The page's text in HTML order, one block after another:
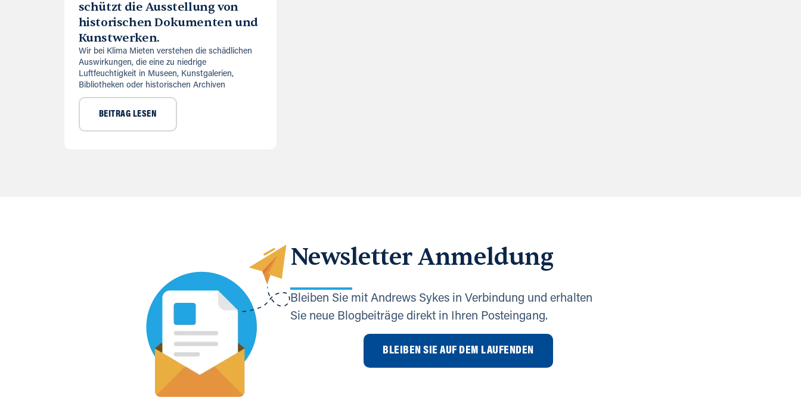
schützt die Ausstellung von
historischen Dokumenten und
Kunstwerken.
Wir bei Klima Mieten verstehen die schädlichen
Auswirkungen, die eine zu niedrige
Luftfeuchtigkeit in Museen, Kunstgalerien,
Bibliotheken oder historischen Archiven
BEITRAG LESEN
Newsletter Anmeldung
Bleiben Sie mit Andrews Sykes in Verbindung und erhalten
Sie neue Blogbeiträge direkt in Ihren Posteingang.
BLEIBEN SIE AUF DEM LAUFENDEN